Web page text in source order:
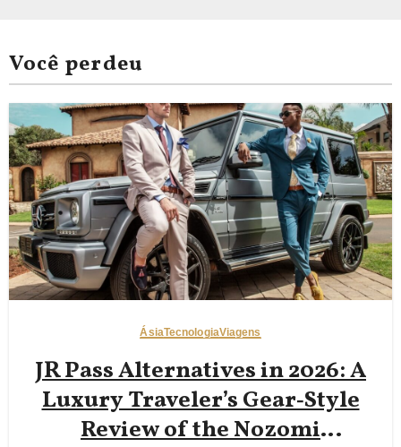
Você perdeu
ÁsiaTecnologiaViagens
JR Pass Alternatives in 2026: A
Luxury Traveler’s Gear‑Style
Review of the Nozomi